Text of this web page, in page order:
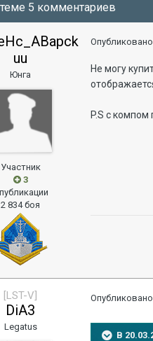
5 комментариев
uu
Юнга
Участник
3
2 834 боя
Не могу
P.S с
[LST-V]
DiA3
Legatus
В